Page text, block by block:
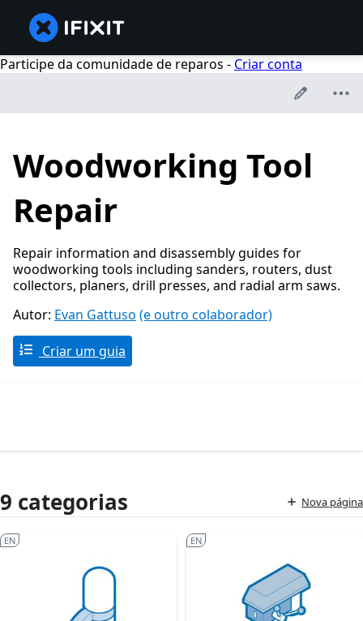
Participe da comunidade de reparos - Criar conta
Woodworking Tool
Repair
Repair information and disassembly guides for
woodworking tools including sanders, routers, dust
collectors, planers, drill presses, and radial arm saws.
Autor: Evan Gattuso (e outro colaborador)
Criar um guia
9 categorias Nova página
EN EN